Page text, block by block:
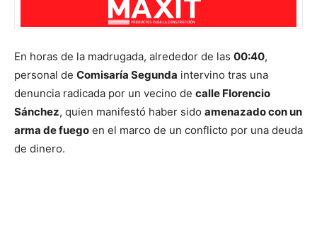
En horas de la madrugada, alrededor de las 00:40,
personal de Comisaría Segunda intervino tras una
denuncia radicada por un vecino de calle Florencio
Sánchez, quien manifestó haber sido amenazado con un
arma de fuego en el marco de un conflicto por una deuda
de dinero.